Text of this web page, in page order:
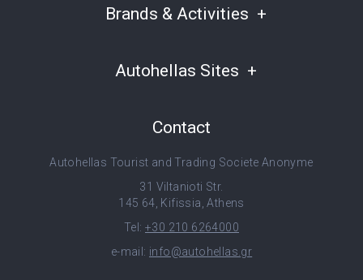
Brands & Activities
Autohellas Sites
Contact
Autohellas Tourist and Trading Societe Anonyme
31 Viltanioti Str.
145 64, Kifissia, Athens
Tel: +30 210 6264000
e-mail: info@autohellas.gr